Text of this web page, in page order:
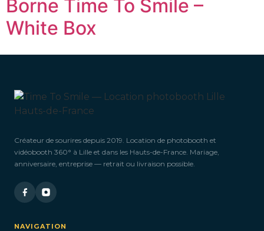
Borne Time To Smile –
White Box
Créateur de sourires depuis 2019. Location de photobooth et
vidéobooth 360° à Lille et dans les Hauts-de-France. Mariage,
anniversaire, entreprise — retrait ou livraison possible.
NAVIGATION